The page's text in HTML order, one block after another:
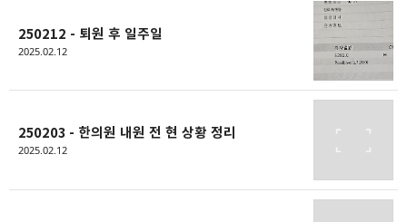
250212 - 퇴원 후 일주일
2025.02.12
250203 - 한의원 내원 전 현 상황 정리
2025.02.12